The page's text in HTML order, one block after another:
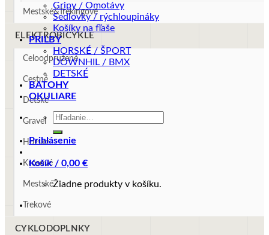
Gripy / Omotávy
Sedlovky / rýchloupináky
Košíky na fľaše
PRILBY
HORSKÉ / ŠPORT
DOWNHIL / BMX
DETSKÉ
BATOHY
OKULIARE
Hľadať:
Prihlásenie
Košík / 0,00 €
Žiadne produkty v košíku.
Mestské&Trekingové
ELEKTROBICYKLE
Celoodpružené
Cestné
Detské
Gravel
Horské
Krosové
Mestské
Trekové
CYKLODOPLNKY